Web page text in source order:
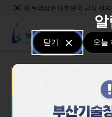
알
닫기 오늘
이 누리집은 대한민국 공식 전
부산기술창업투